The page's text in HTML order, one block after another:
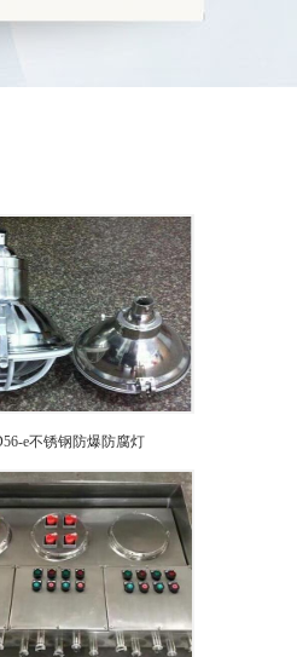
e不锈钢防爆防腐灯